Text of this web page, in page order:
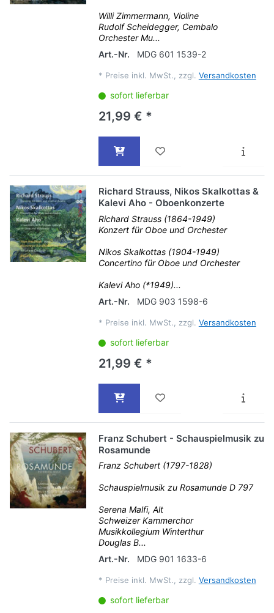
Willi Zimmermann, Violine
Rudolf Scheidegger, Cembalo
Orchester Mu...
Art.-Nr.
MDG 601 1539-2
* Preise inkl. MwSt., zzgl. Versandkosten
sofort lieferbar
21,99 € *
Richard Strauss, Nikos Skalkottas &
Kalevi Aho - Oboenkonzerte
Richard Strauss (1864-1949)
Konzert für Oboe und Orchester
Nikos Skalkottas (1904-1949)
Concertino für Oboe und Orchester
Kalevi Aho (*1949)...
Art.-Nr.
MDG 903 1598-6
* Preise inkl. MwSt., zzgl. Versandkosten
sofort lieferbar
21,99 € *
Franz Schubert - Schauspielmusik zu
Rosamunde
Franz Schubert (1797-1828)
Schauspielmusik zu Rosamunde D 797
Serena Malfi, Alt
Schweizer Kammerchor
Musikkollegium Winterthur
Douglas B...
Art.-Nr.
MDG 901 1633-6
* Preise inkl. MwSt., zzgl. Versandkosten
sofort lieferbar